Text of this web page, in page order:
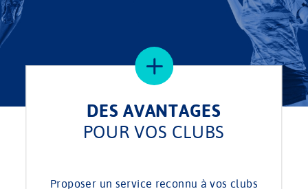
DES AVANTAGES
POUR VOS CLUBS
Proposer un service reconnu à vos clubs